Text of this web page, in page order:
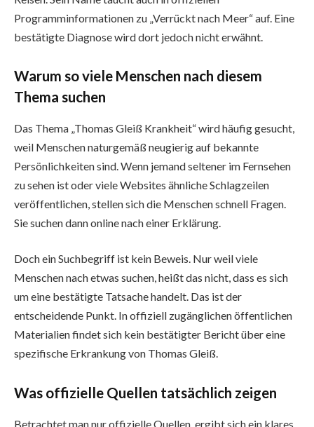
Programminformationen zu „Verrückt nach Meer“ auf. Eine
bestätigte Diagnose wird dort jedoch nicht erwähnt.
Warum so viele Menschen nach diesem
Thema suchen
Das Thema „Thomas Gleiß Krankheit“ wird häufig gesucht,
weil Menschen naturgemäß neugierig auf bekannte
Persönlichkeiten sind. Wenn jemand seltener im Fernsehen
zu sehen ist oder viele Websites ähnliche Schlagzeilen
veröffentlichen, stellen sich die Menschen schnell Fragen.
Sie suchen dann online nach einer Erklärung.
Doch ein Suchbegriff ist kein Beweis. Nur weil viele
Menschen nach etwas suchen, heißt das nicht, dass es sich
um eine bestätigte Tatsache handelt. Das ist der
entscheidende Punkt. In offiziell zugänglichen öffentlichen
Materialien findet sich kein bestätigter Bericht über eine
spezifische Erkrankung von Thomas Gleiß.
Was offizielle Quellen tatsächlich zeigen
Betrachtet man nur offizielle Quellen, ergibt sich ein klares